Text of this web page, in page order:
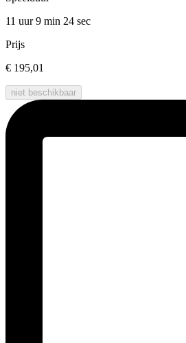
11 uur 9 min 24 sec
Prijs
€ 195,01
niet beschikbaar